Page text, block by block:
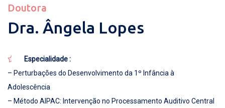
Doutora
Dra. Ângela Lopes
Especialidade :
– Perturbações do Desenvolvimento da 1º Infância à
Adolescência
– Método AIPAC: Intervenção no Processamento Auditivo Central